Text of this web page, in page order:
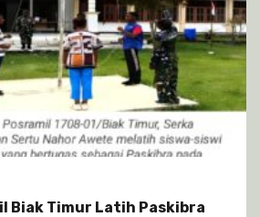
Biak Timur Latih Paskibra